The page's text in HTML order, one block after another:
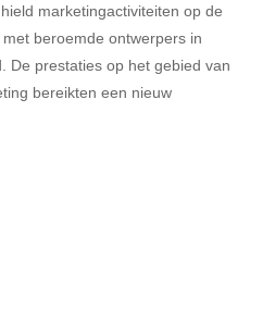
marketingactiviteiten op de
beroemde ontwerpers in
De prestaties op het gebied van
bereikten een nieuw